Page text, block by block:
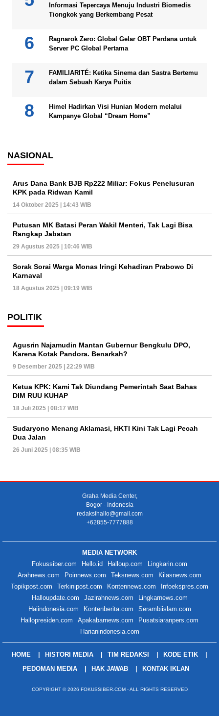
Informasi Tepercaya Menuju Industri Biomedis
Tiongkok yang Berkembang Pesat
Ragnarok Zero: Global Gelar OBT Perdana untuk
Server PC Global Pertama
FAMILIARITÉ: Ketika Sinema dan Sastra Bertemu
dalam Sebuah Karya Puitis
Himel Hadirkan Visi Hunian Modern melalui
Kampanye Global “Dream Home”
NASIONAL
Arus Dana Bank BJB Rp222 Miliar: Fokus Penelusuran
KPK pada Ridwan Kamil
14 Oktober 2025 | 14:43 WIB
Putusan MK Batasi Peran Wakil Menteri, Tak Lagi Bisa
Rangkap Jabatan
29 Agustus 2025 | 10:46 WIB
Sorak Sorai Warga Monas Iringi Kehadiran Prabowo Di
Karnaval
18 Agustus 2025 | 09:19 WIB
POLITIK
Agusrin Najamudin Mantan Gubernur Bengkulu DPO,
Karena Kotak Pandora. Benarkah?
9 Desember 2025 | 22:29 WIB
Ketua KPK: Kami Tak Diundang Pemerintah Saat Bahas
DIM RUU KUHAP
18 Juli 2025 | 08:17 WIB
Sudaryono Menang Aklamasi, HKTI Kini Tak Lagi Pecah
Dua Jalan
26 Juni 2025 | 08:35 WIB
Graha Media Center,
Bogor - Indonesia
redaksihallo@gmail.com
+62855-7777888
MEDIA NETWORK
Fokussiber.com
Hello.id Halloup.com
Lingkarin.com
Arahnews.com
Poinnews.com Teksnews.com
Kilasnews.com
Topikpost.com
Terkinipost.com Kontennews.com
Infoekspres.com
Halloupdate.com
Jazirahnews.com
Lingkarnews.com
Haiindonesia.com
Kontenberita.com
Serambiislam.com
Hallopresiden.com
Apakabarnews.com
Pusatsiaranpers.com
Harianindonesia.com
HOME HISTORI MEDIA TIM REDAKSI
KODE ETIK
PEDOMAN MEDIA
HAK JAWAB KONTAK IKLAN
COPYRIGHT © 2026 FOKUSSIBER.COM - ALL RIGHTS RESERVED